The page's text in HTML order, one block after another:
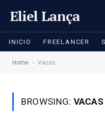
Eliel Lança
INICIO FREELANCER
Home - Vacas
BROWSING: VACAS